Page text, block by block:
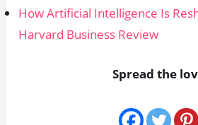
How Artificial Intelligence Is
Harvard Business Review
Spread the